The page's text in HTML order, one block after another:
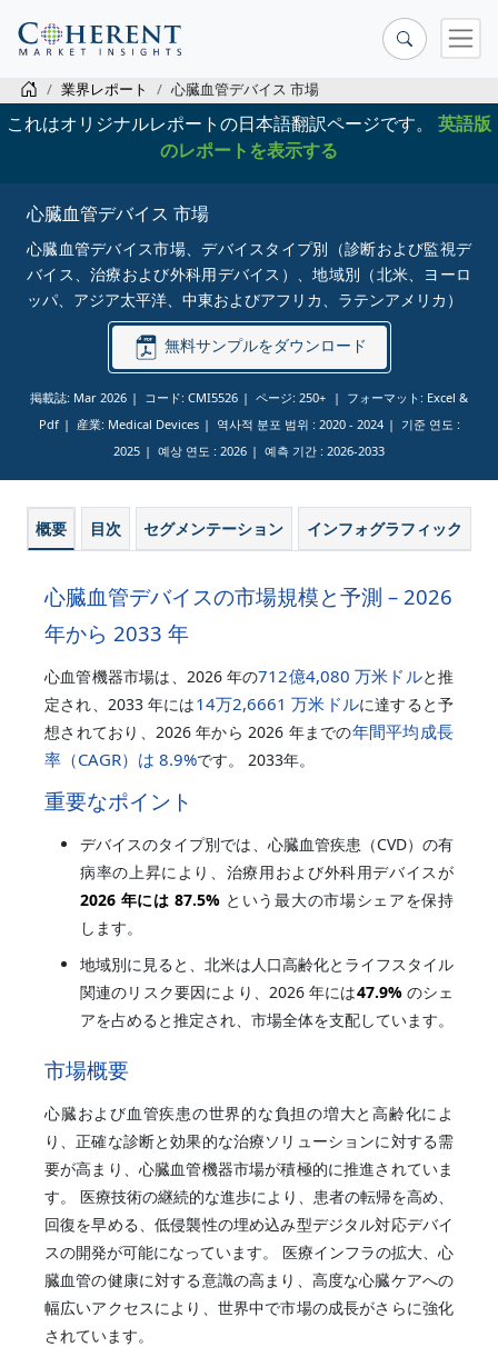
業界レポート 心臓血管デバイス 市場
これはオリジナルレポートの日本語翻訳ページです。 英語版
のレポートを表示する
心臓血管デバイス 市場
心臓血管デバイス市場、デバイスタイプ別（診断および監視デ
バイス、治療および外科用デバイス）、地域別（北米、ヨーロ
ッパ、アジア太平洋、中東およびアフリカ、ラテンアメリカ）
無料サンプルをダウンロード
掲載誌: Mar 2026 コード: CMI5526 ページ: 250+
フォーマット: Excel &
Pdf
産業: Medical Devices 역사적 분포 범위 : 2020 - 2024
기준 연도 :
2025
예상 연도 : 2026 예측 기간 : 2026-2033
概要 目次 セグメンテーション インフォグラフィック
心臓血管デバイスの市場規模と予測 – 2026
年から 2033 年
心血管機器市場は、2026 年の712億4,080 万米ドルと推
定され、2033 年には14万2,6661 万米ドルに達すると予
想されており、2026 年から 2026 年までの年間平均成長
率（CAGR）は 8.9%です。 2033年。
重要なポイント
デバイスのタイプ別では、心臓血管疾患（CVD）の有
病率の上昇により、治療用および外科用デバイスが
2026 年には87.5% という最大の市場シェアを保持
します。
地域別に見ると、北米は人口高齢化とライフスタイル
関連のリスク要因により、2026 年には47.9%のシェ
アを占めると推定され、市場全体を支配しています。
市場概要
心臓および血管疾患の世界的な負担の増大と高齢化によ
り、正確な診断と効果的な治療ソリューションに対する需
要が高まり、心臓血管機器市場が積極的に推進されていま
す。 医療技術の継続的な進歩により、患者の転帰を高め、
回復を早める、低侵襲性の埋め込み型デジタル対応デバイ
スの開発が可能になっています。 医療インフラの拡大、心
臓血管の健康に対する意識の高まり、高度な心臓ケアへの
幅広いアクセスにより、世界中で市場の成長がさらに強化
されています。